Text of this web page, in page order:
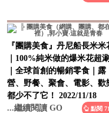
『團購美食』丹尼船長米米
｜100%純米做的爆米花超涮
｜全球首創的暢銷零食｜露
營、野餐、聚會、電影、歡
都少不了它！ 2022/11/18
...繼續閱讀 GO
點閱